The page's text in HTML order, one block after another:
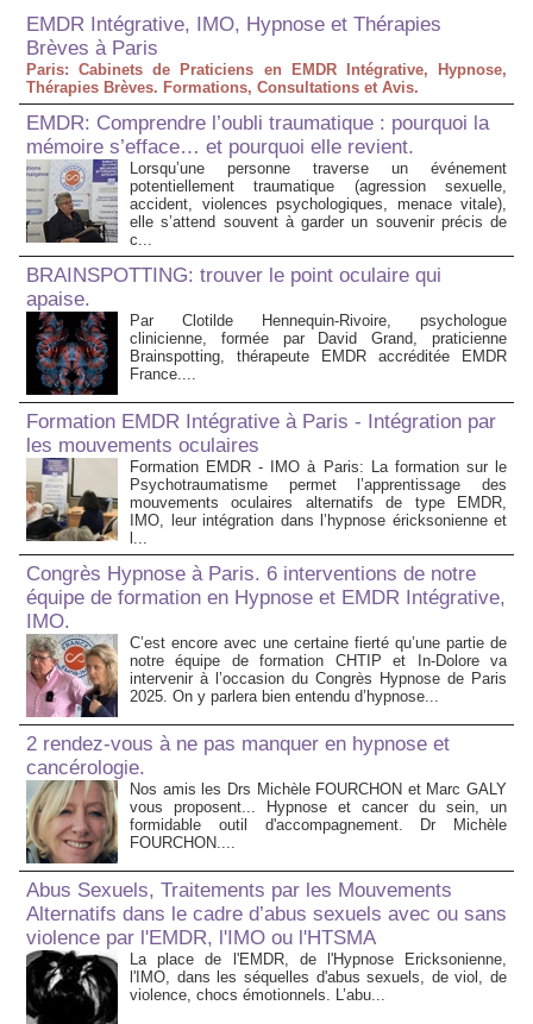
EMDR Intégrative, IMO, Hypnose et Thérapies
Brèves à Paris
Paris: Cabinets de Praticiens en EMDR Intégrative, Hypnose,
Thérapies Brèves. Formations, Consultations et Avis.
EMDR: Comprendre l’oubli traumatique : pourquoi la
mémoire s’efface… et pourquoi elle revient.
Lorsqu’une personne traverse un événement
potentiellement traumatique (agression sexuelle,
accident, violences psychologiques, menace vitale),
elle s’attend souvent à garder un souvenir précis de
c...
BRAINSPOTTING: trouver le point oculaire qui
apaise.
Par Clotilde Hennequin-Rivoire, psychologue
clinicienne, formée par David Grand, praticienne
Brainspotting, thérapeute EMDR accréditée EMDR
France....
Formation EMDR Intégrative à Paris - Intégration par
les mouvements oculaires
Formation EMDR - IMO à Paris: La formation sur le
Psychotraumatisme permet l’apprentissage des
mouvements oculaires alternatifs de type EMDR,
IMO, leur intégration dans l’hypnose éricksonienne et
l...
Congrès Hypnose à Paris. 6 interventions de notre
équipe de formation en Hypnose et EMDR Intégrative,
IMO.
C’est encore avec une certaine fierté qu’une partie de
notre équipe de formation CHTIP et In-Dolore va
intervenir à l’occasion du Congrès Hypnose de Paris
2025. On y parlera bien entendu d’hypnose...
2 rendez-vous à ne pas manquer en hypnose et
cancérologie.
Nos amis les Drs Michèle FOURCHON et Marc GALY
vous proposent... Hypnose et cancer du sein, un
formidable outil d'accompagnement. Dr Michèle
FOURCHON....
Abus Sexuels, Traitements par les Mouvements
Alternatifs dans le cadre d’abus sexuels avec ou sans
violence par l'EMDR, l'IMO ou l'HTSMA
La place de l'EMDR, de l'Hypnose Ericksonienne,
l'IMO, dans les séquelles d'abus sexuels, de viol, de
violence, chocs émotionnels. L’abu...